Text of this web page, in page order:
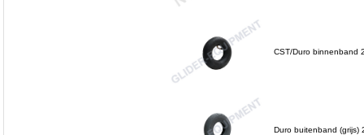
CST/Duro binnenband
Duro buitenband (grijs)